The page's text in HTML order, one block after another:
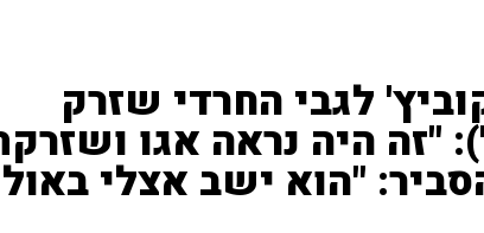
לגבי החרדי שזרק
"זה היה נראה אגו
"הוא ישב אצלי